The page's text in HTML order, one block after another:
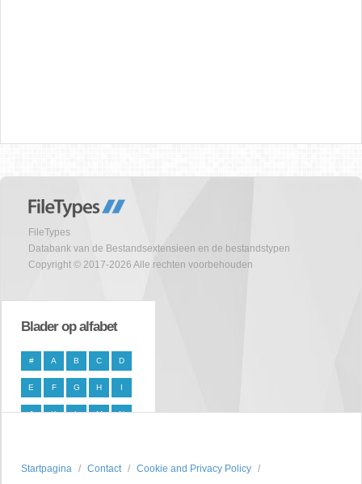
FileTypes
Databank van de Bestandsextensieen en de bestandstypen
Copyright © 2017-2026 Alle rechten voorbehouden
Blader op alfabet
# A B C D
E F G H I
J K L M N
T U W X
Startpagina Contact Cookie and Privacy Policy